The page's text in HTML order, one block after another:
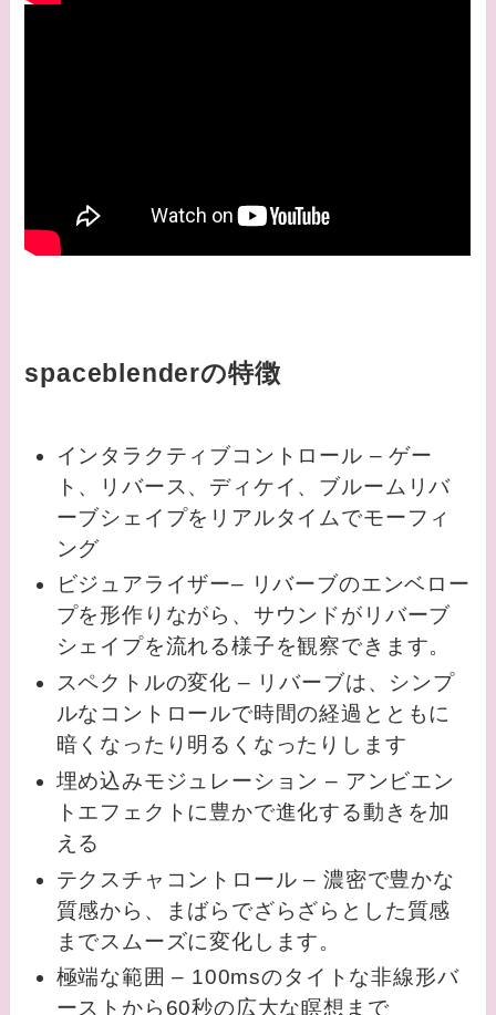
spaceblenderの特徴
インタラクティブコントロール – ゲー
ト、リバース、ディケイ、ブルームリバ
ーブシェイプをリアルタイムでモーフィ
ング
ビジュアライザー– リバーブのエンベロー
プを形作りながら、サウンドがリバーブ
シェイプを流れる様子を観察できます。
スペクトルの変化 – リバーブは、シンプ
ルなコントロールで時間の経過とともに
暗くなったり明るくなったりします
埋め込みモジュレーション – アンビエン
トエフェクトに豊かで進化する動きを加
える
テクスチャコントロール – 濃密で豊かな
質感から、まばらでざらざらとした質感
までスムーズに変化します。
極端な範囲 – 100msのタイトな非線形バ
ーストから60秒の広大な瞑想まで